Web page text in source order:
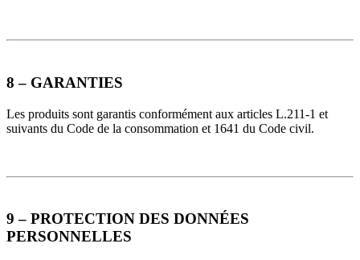
8 – GARANTIES
Les produits sont garantis conformément aux articles L.211-1 et
suivants du Code de la consommation et 1641 du Code civil.
9 – PROTECTION DES DONNÉES
PERSONNELLES